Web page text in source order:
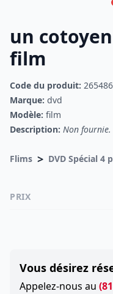
un
film
Code du produit: 265486
Marque: dvd
Modèle: film
Description: Non fournie.
Flims >
PRIX
Vous désirez
Appelez-nous au